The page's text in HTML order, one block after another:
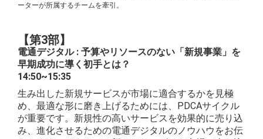
ーターが所属するチームを牽引。
【第3部】
電通デジタル : 予算やリソースのない「新規事業」を
早期成功に導く初手とは？
14:50~15:35
生み出した新規サービスが市場に適合するかを見極
め、最適な形に磨き上げるためには、PDCAサイクル
が重要です。新規性の高いサービスを効果的に売り込
み、進化させるための電通デジタルのノウハウをお伝